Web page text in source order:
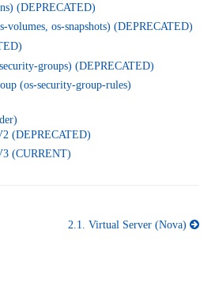
(DEPRECATED)
volumes, os-snapshots) (DEPRECATED)
groups) (DEPRECATED)
(os-security-group-rules)
(DEPRECATED)
(CURRENT)
2.1. Virtual Server (Nova)